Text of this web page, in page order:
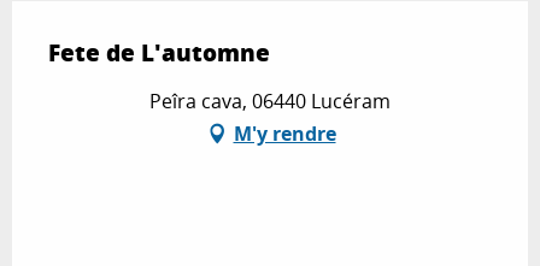
Fete de L'automne
Peîra cava, 06440 Lucéram
M'y rendre